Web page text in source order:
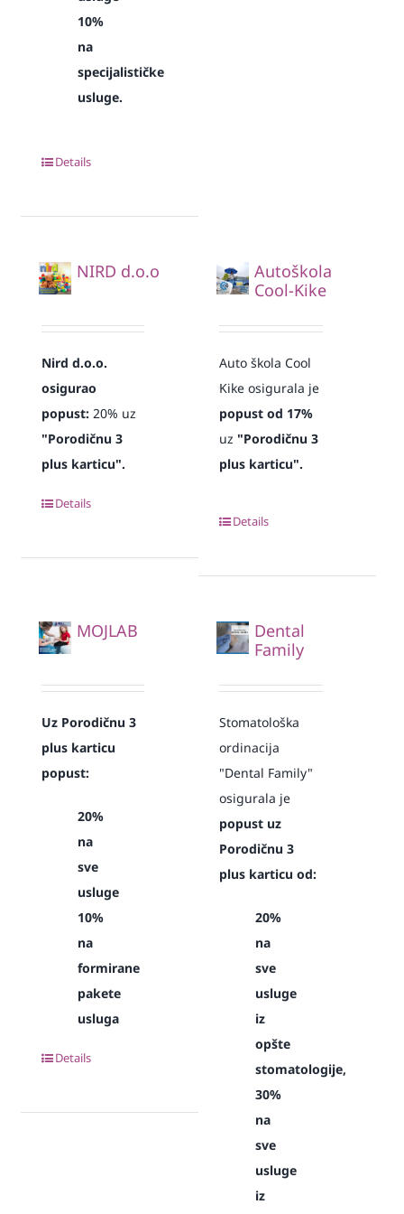
10%
na
specijalističke
usluge.
Details
NIRD d.o.o
Nird d.o.o.
osigurao
popust:20% uz
"Porodičnu 3
plus karticu".
Details
Autoškola
Cool-Kike
Auto škola Cool
Kike osigurala je
popust od 17%
uz"Porodičnu 3
plus karticu".
Details
MOJLAB
Uz Porodičnu 3
plus karticu
popust:
20%
na
sve
usluge
10%
na
formirane
pakete
usluga
Details
Dental
Family
Stomatološka
ordinacija
"Dental Family"
osigurala je
popust uz
Porodičnu 3
plus karticu od:
20%
na
sve
usluge
iz
opšte
stomatologije,
30%
na
sve
usluge
iz